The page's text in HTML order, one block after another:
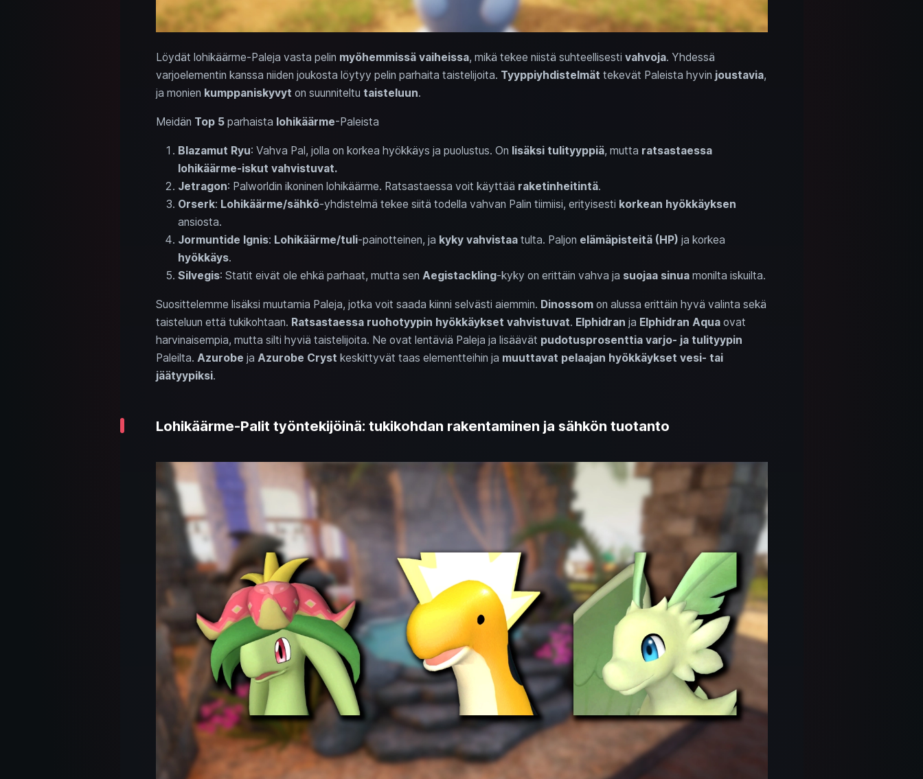
Löydät lohikäärme-Paleja vasta pelin myöhemmissä vaiheissa, mikä tekee niistä suhteellisesti vahvoja. Yhdessä
varjoelementin kanssa niiden joukosta löytyy pelin parhaita taistelijoita. Tyyppiyhdistelmät tekevät Paleista hyvin joustavia,
ja monien kumppaniskyvyt on suunniteltu taisteluun.
Meidän Top 5parhaista lohikäärme-Paleista
Blazamut Ryu: Vahva Pal, jolla on korkea hyökkäys ja puolustus. On lisäksi tulityyppiä, mutta ratsastaessa
lohikäärme-iskut vahvistuvat.
Jetragon: Palworldin ikoninen lohikäärme. Ratsastaessa voit käyttää raketinheitintä.
Orserk: Lohikäärme/sähkö-yhdistelmä tekee siitä todella vahvan Palin tiimiisi, erityisesti korkean hyökkäyksen
ansiosta.
Jormuntide Ignis: Lohikäärme/tuli-painotteinen, ja kyky vahvistaatulta. Paljon elämäpisteitä (HP) ja korkea
hyökkäys.
Silvegis: Statit eivät ole ehkä parhaat, mutta sen Aegistackling-kyky on erittäin vahva ja suojaa sinuamonilta iskuilta.
Suosittelemme lisäksi muutamia Paleja, jotka voit saada kiinni selvästi aiemmin. Dinossomon alussa erittäin hyvä valinta sekä
taisteluun että tukikohtaan. Ratsastaessa ruohotyypin hyökkäykset vahvistuvat. Elphidran ja Elphidran Aquaovat
harvinaisempia, mutta silti hyviä taistelijoita. Ne ovat lentäviä Paleja ja lisäävät pudotusprosenttia varjo- ja tulityypin
Paleilta. Azurobe ja Azurobe Cryst keskittyvät taas elementteihin ja muuttavat pelaajan hyökkäykset vesi- tai
jäätyypiksi.
Lohikäärme-Palit työntekijöinä: tukikohdan rakentaminen ja sähkön tuotanto